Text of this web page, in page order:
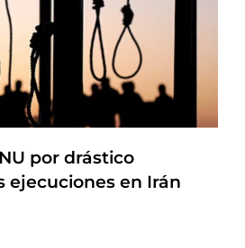
por drástico
ejecuciones en Irán